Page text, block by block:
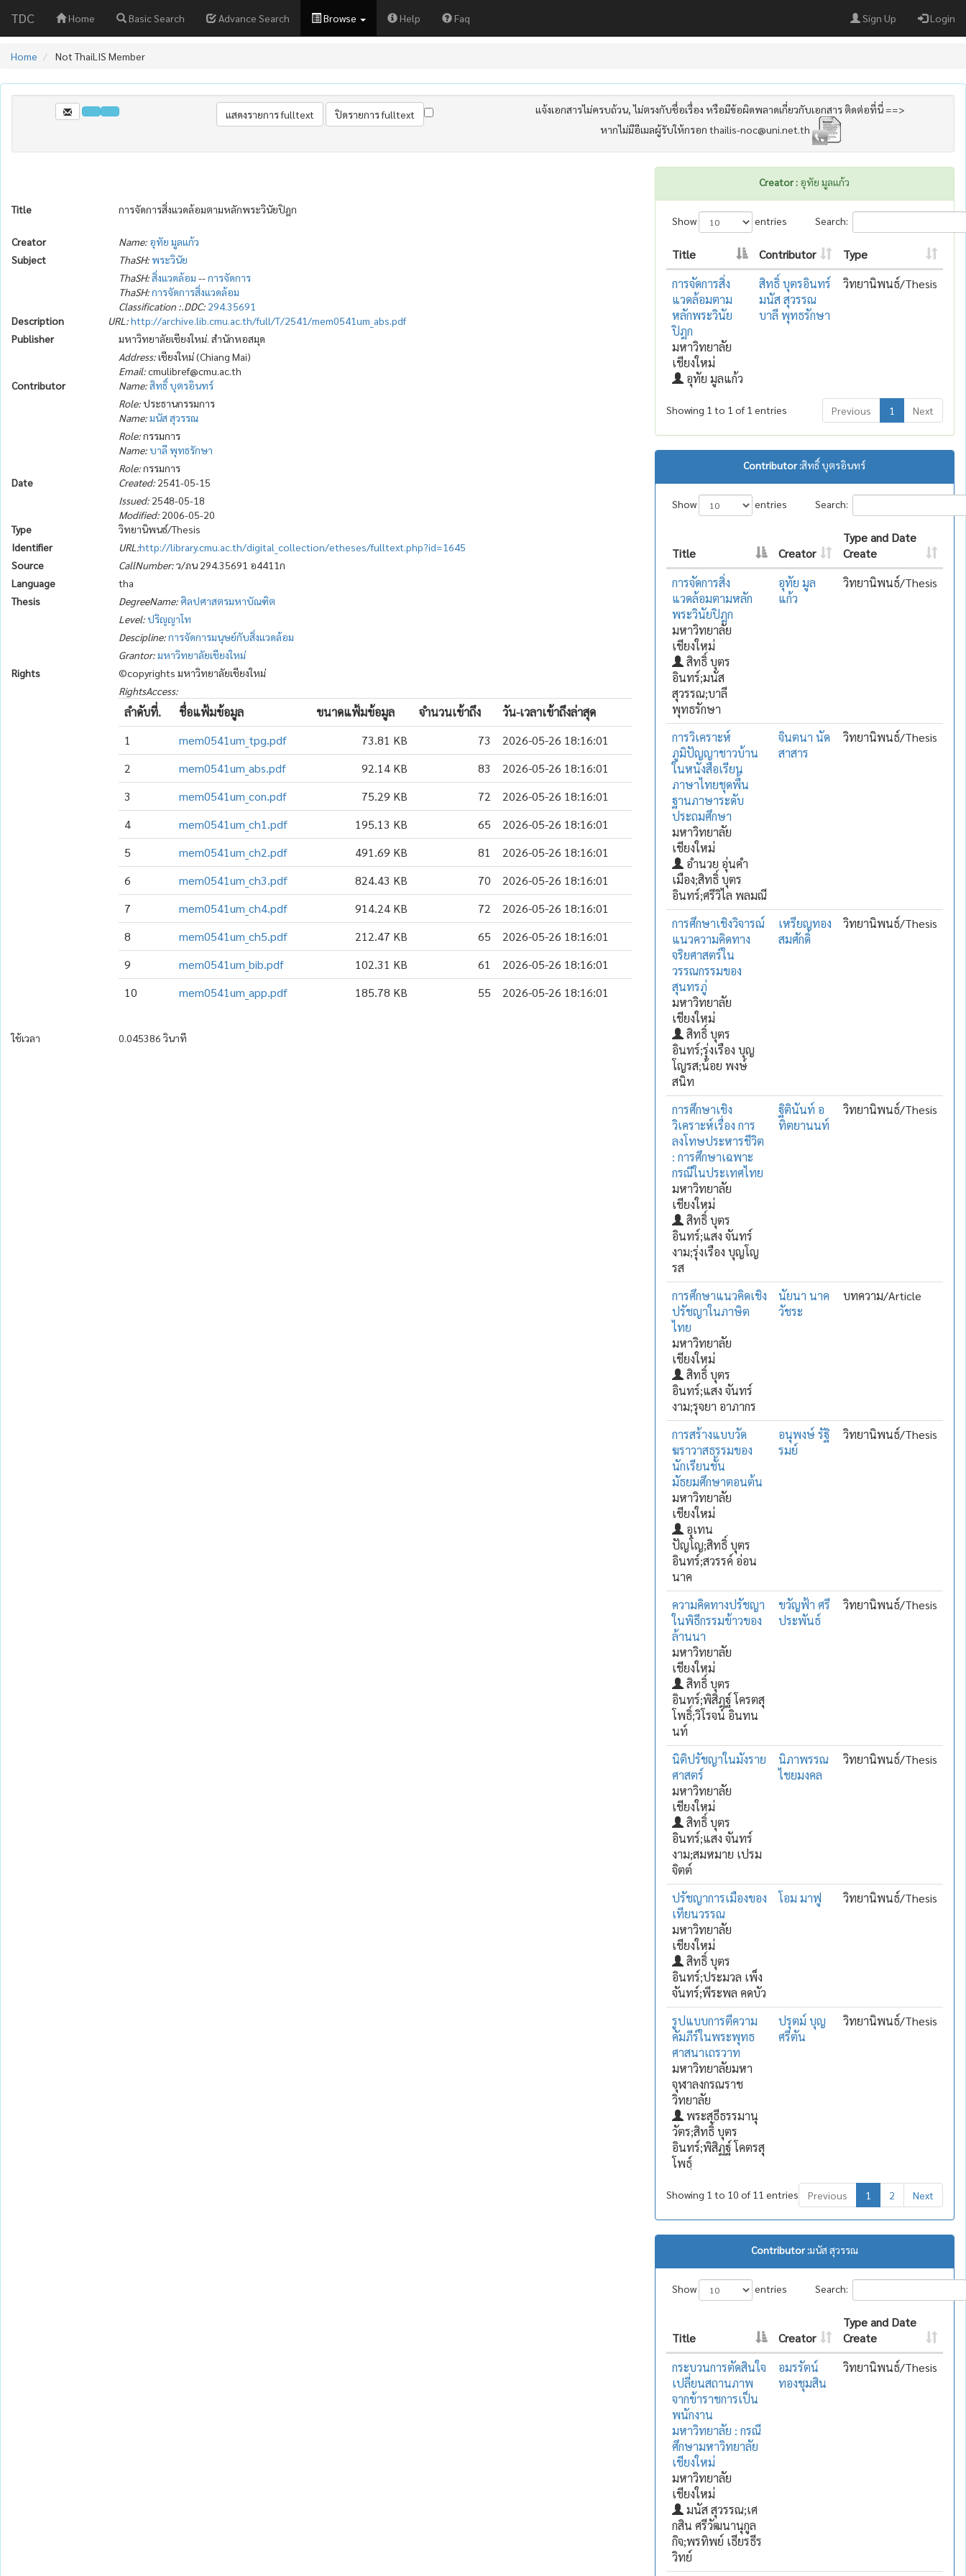
TDC Home Basic Search Advance Search Browse Help Faq Sign Up Login
Home Not ThaiLIS Member
แจ้งเอกสารไม่ครบถ้วน, ไม่ตรงกับชื่อเรื่อง หรือมีข้อผิดพลาดเกี่ยวกับเอกสาร ติดต่อที่นี่ ==>
หากไม่มีอีเมลผู้รับให้กรอก thailis-noc@uni.net.th
Title การจัดการสิ่งแวดล้อมตามหลักพระวินัยปิฎก
Creator Name: อุทัย มูลแก้ว
Subject
ThaSH:พระวินัย
ThaSH:สิ่งแวดล้อม --การจัดการ
ThaSH:การจัดการสิ่งแวดล้อม
Classification :.DDC: 294.35691
Description
URL:http://archive.lib.cmu.ac.th/full/T/2541/mem0541um_abs.pdf
Publisher
มหาวิทยาลัยเชียงใหม่. สำนักหอสมุด
Address:เชียงใหม่ (Chiang Mai)
Email:cmulibref@cmu.ac.th
Contributor
Name:สิทธิ์ บุตรอินทร์
Role:ประธานกรรมการ
Name:มนัส สุวรรณ
Role:กรรมการ
Name:บาลี พุทธรักษา
Role:กรรมการ
Date
Created: 2541-05-15
Issued: 2548-05-18
Modified: 2006-05-20
Type
วิทยานิพนธ์/Thesis
Identifier
URL:http://library.cmu.ac.th/digital_collection/etheses/fulltext.php?id=1645
Source
CallNumber:ว/ภน 294.35691 อ4411ก
Language
tha
Thesis
DegreeName: ศิลปศาสตรมหาบัณฑิต
Level:ปริญญาโท
Descipline:การจัดการมนุษย์กับสิ่งแวดล้อม
Grantor:มหาวิทยาลัยเชียงใหม่
Rights
©copyrights มหาวิทยาลัยเชียงใหม่
RightsAccess:
ลำดับที่. ชื่อแฟ้มข้อมูล ขนาดแฟ้มข้อมูล จำนวนเข้าถึง
วัน-เวลาเข้าถึงล่าสุด
1
mem0541um_tpg.pdf 73.81 KB 73
2026-05-26 18:16:01
2
mem0541um_abs.pdf 92.14 KB 83
2026-05-26 18:16:01
3
mem0541um_con.pdf 75.29 KB 72
2026-05-26 18:16:01
4
mem0541um_ch1.pdf 195.13 KB 65
2026-05-26 18:16:01
5
mem0541um_ch2.pdf 491.69 KB 81
2026-05-26 18:16:01
6
mem0541um_ch3.pdf 824.43 KB 70
2026-05-26 18:16:01
7
mem0541um_ch4.pdf 914.24 KB 72
2026-05-26 18:16:01
8
mem0541um_ch5.pdf 212.47 KB 65
2026-05-26 18:16:01
9
mem0541um_bib.pdf 102.31 KB 61
2026-05-26 18:16:01
10
mem0541um_app.pdf 185.78 KB 55 2026-05-26 18:16:01
ใช้เวลา 0.045386 วินาที
Creator : อุทัย มูลแก้ว
Show entries Search:
Title Contributor
Type
การจัดการสิ่ง
แวดล้อมตาม
หลักพระวินัย
ปิฎก
มหาวิทยาลัย
เชียงใหม่
อุทัย มูลแก้ว
สิทธิ์ บุตรอินทร์
มนัส สุวรรณ
บาลี พุทธรักษา
วิทยานิพนธ์/Thesis
Showing 1 to 1 of 1 entries Previous 1 Next
Contributor :สิทธิ์ บุตรอินทร์
Show entries Search:
Title Creator
Type and Date
Create
การจัดการสิ่ง
แวดล้อมตามหลัก
พระวินัยปิฎก
มหาวิทยาลัย
เชียงใหม่
สิทธิ์ บุตร
อินทร์;มนัส
สุวรรณ;บาลี
พุทธรักษา
อุทัย มูล
แก้ว
วิทยานิพนธ์/Thesis
การวิเคราะห์
ภูมิปัญญาชาวบ้าน
ในหนังสือเรียน
ภาษาไทยชุดพื้น
ฐานภาษาระดับ
ประถมศึกษา
มหาวิทยาลัย
เชียงใหม่
อำนวย อุ่นคำ
เมือง;สิทธิ์ บุตร
อินทร์;ศรีวิไล พลมณี
จินตนา นัด
สาสาร
วิทยานิพนธ์/Thesis
การศึกษาเชิงวิจารณ์
แนวความคิดทาง
จริยศาสตร์ใน
วรรณกรรมของ
สุนทรภู่
มหาวิทยาลัย
เชียงใหม่
สิทธิ์ บุตร
อินทร์;รุ่งเรือง บุญ
โญรส;น้อย พงษ์
สนิท
เหรียญทอง
สมศักดิ์
วิทยานิพนธ์/Thesis
การศึกษาเชิง
วิเคราะห์เรื่อง การ
ลงโทษประหารชีวิต
: การศึกษาเฉพาะ
กรณีในประเทศไทย
มหาวิทยาลัย
เชียงใหม่
สิทธิ์ บุตร
อินทร์;แสง จันทร์
งาม;รุ่งเรือง บุญโญ
รส
ฐิตินันท์ อ
ทิตยานนท์
วิทยานิพนธ์/Thesis
การศึกษาแนวคิดเชิง
ปรัชญาในภาษิต
ไทย
มหาวิทยาลัย
เชียงใหม่
สิทธิ์ บุตร
อินทร์;แสง จันทร์
งาม;รุจยา อาภากร
นัยนา นาค
วัชระ
บทความ/Article
การสร้างแบบวัด
ฆราวาสธรรมของ
นักเรียนชั้น
มัธยมศึกษาตอนต้น
มหาวิทยาลัย
เชียงใหม่
อุเทน
ปัญโญ;สิทธิ์ บุตร
อินทร์;สวรรค์ อ่อน
นาค
อนุพงษ์ รัฐิ
รมย์
วิทยานิพนธ์/Thesis
ความคิดทางปรัชญา
ในพิธีกรรมข้าวของ
ล้านนา
มหาวิทยาลัย
เชียงใหม่
สิทธิ์ บุตร
อินทร์;พิสิฎฐ์ โครตสุ
โพธิ์;วิโรจน์ อินทน
นท์
ขวัญฟ้า ศรี
ประพันธ์
วิทยานิพนธ์/Thesis
นิติปรัชญาในมังราย
ศาสตร์
มหาวิทยาลัย
เชียงใหม่
สิทธิ์ บุตร
อินทร์;แสง จันทร์
งาม;สมหมาย เปรม
จิตต์
นิภาพรรณ
ไชยมงคล
วิทยานิพนธ์/Thesis
ปรัชญาการเมืองของ
เทียนวรรณ
มหาวิทยาลัย
เชียงใหม่
สิทธิ์ บุตร
อินทร์;ประมวล เพ็ง
จันทร์;พีระพล คดบัว
โอม มาฟู วิทยานิพนธ์/Thesis
รูปแบบการตีความ
คัมภีร์ในพระพุทธ
ศาสนาเถรวาท
มหาวิทยาลัยมหา
จุฬาลงกรณราช
วิทยาลัย
พระสุธีธรรมานุ
วัตร;สิทธิ์ บุตร
อินทร์;พิสิฏฐ์ โคตรสุ
โพธฺ์
ปรุตม์ บุญ
ศรีตัน
วิทยานิพนธ์/Thesis
Showing 1 to 10 of 11 entries Previous 1 2 Next
Contributor :มนัส สุวรรณ
Show entries Search:
Title Creator
Type and Date
Create
กระบวนการตัดสินใจ
เปลี่ยนสถานภาพ
จากข้าราชการเป็น
พนักงาน
มหาวิทยาลัย : กรณี
ศึกษามหาวิทยาลัย
เชียงใหม่
มหาวิทยาลัย
เชียงใหม่
มนัส สุวรรณ;เศ
กสิน ศรีวัฒนานุกูล
กิจ;พรทิพย์ เธียรธีร
วิทย์
อมรรัตน์
ทองชุมสิน
วิทยานิพนธ์/Thesis